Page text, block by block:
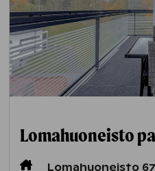
Lomahuoneisto
Lomahuoneisto